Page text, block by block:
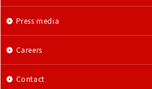
Press media
Careers
Contact